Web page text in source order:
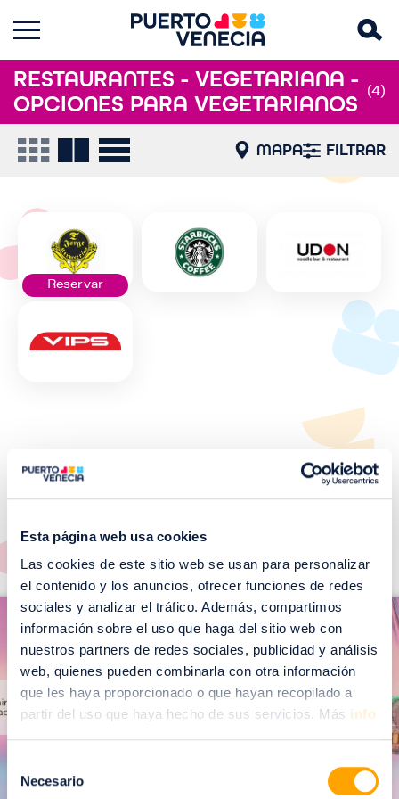
Esta página web usa cookies
Las cookies de este sitio web se usan para personalizar
el contenido y los anuncios, ofrecer funciones de redes
sociales y analizar el tráfico. Además, compartimos
información sobre el uso que haga del sitio web con
nuestros partners de redes sociales, publicidad y análisis
web, quienes pueden combinarla con otra información
que les haya proporcionado o que hayan recopilado a
partir del uso que haya hecho de sus servicios. Más info
Necesario
RESTAURANTES - VEGETARIANA -
OPCIONES PARA VEGETARIANOS
(4)
MAPA FILTRAR
Reservar
¡No te pierdas nuestros
EVENTOS!
Ver todos >
m
a
g
a
g